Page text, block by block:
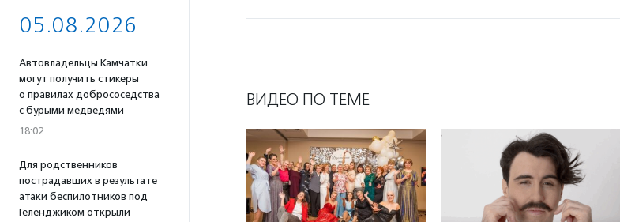
05.08.2026
Автовладельцы Камчатки
могут получить стикеры
о правилах добрососедства
с бурыми медведями
18:02
Для родственников
пострадавших в результате
атаки беспилотников под
Геленджиком открыли
ВИДЕО ПО ТЕМЕ